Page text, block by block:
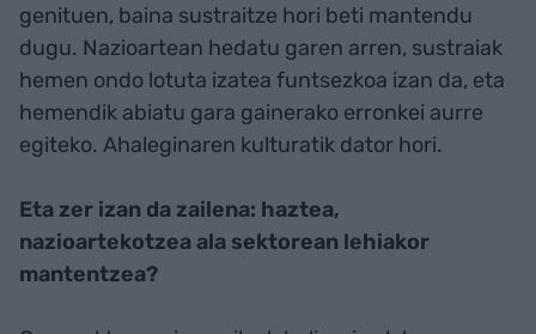
genituen, baina sustraitze hori beti mantendu
dugu. Nazioartean hedatu garen arren, sustraiak
hemen ondo lotuta izatea funtsezkoa izan da, eta
hemendik abiatu gara gainerako erronkei aurre
egiteko. Ahaleginaren kulturatik dator hori.
Eta zer izan da zailena: haztea,
nazioartekotzea ala sektorean lehiakor
mantentzea?